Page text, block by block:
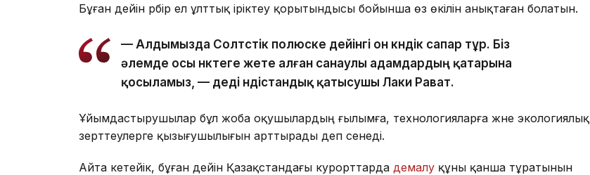
Бұған дейін әрбір ел ұлттық іріктеу қорытындысы бойынша өз өкілін анықтаған болатын.
— Алдымызда Солтүстік полюске дейінгі он күндік сапар тұр. Біз
әлемде осы нүктеге жете алған санаулы адамдардың қатарына
қосыламыз, — деді үндістандық қатысушы Лаки Рават.
Ұйымдастырушылар бұл жоба оқушылардың ғылымға, технологияларға және экологиялық
зерттеулерге қызығушылығын арттырады деп сенеді.
Айта кетейік, бұған дейін Қазақстандағы курорттарда демалу құны қанша тұратынын